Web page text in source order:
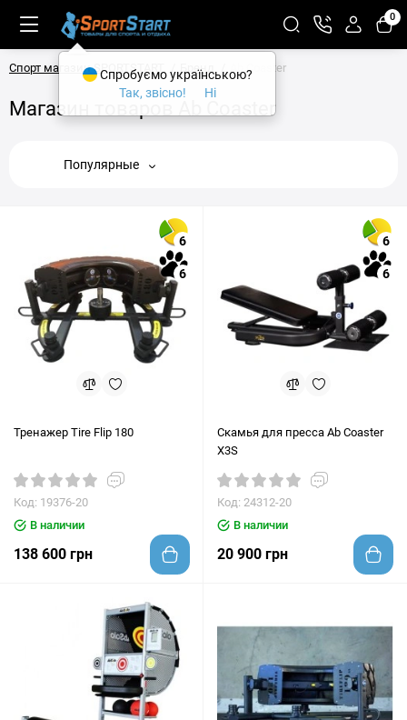
0
Спорт магазин SPORTSTART Бренд Ab Coaster
Магазин товаров Ab Coaster
Популярные
6
6
Тренажер Tire Flip 180
Код: 19376-20
В наличии
138 600 грн
6
6
Скамья для пресса Ab Coaster
X3S
Код: 24312-20
В наличии
20 900 грн
Спробуємо українською?
Так, звісно!
Ні